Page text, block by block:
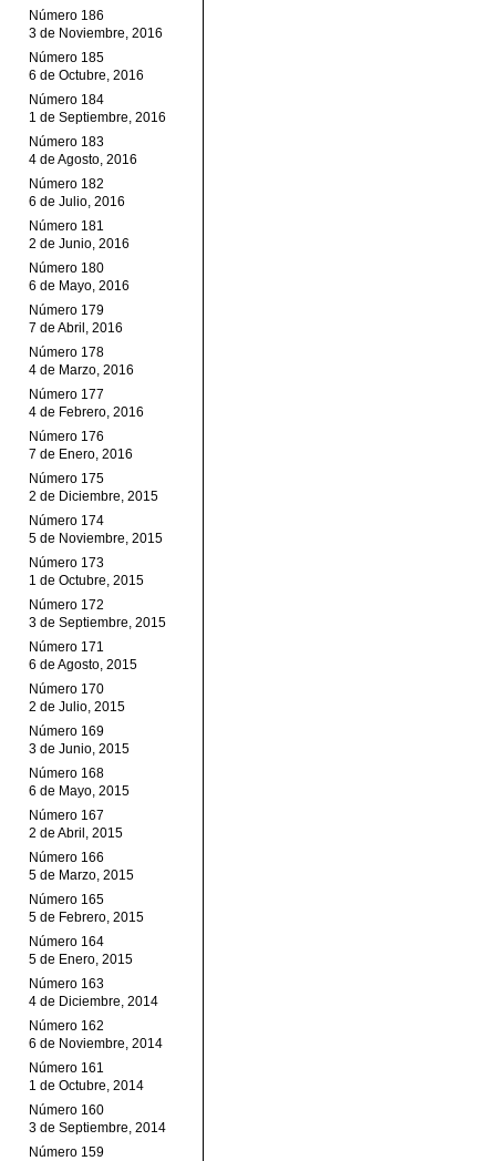
Número 186
3 de Noviembre, 2016
Número 185
6 de Octubre, 2016
Número 184
1 de Septiembre, 2016
Número 183
4 de Agosto, 2016
Número 182
6 de Julio, 2016
Número 181
2 de Junio, 2016
Número 180
6 de Mayo, 2016
Número 179
7 de Abril, 2016
Número 178
4 de Marzo, 2016
Número 177
4 de Febrero, 2016
Número 176
7 de Enero, 2016
Número 175
2 de Diciembre, 2015
Número 174
5 de Noviembre, 2015
Número 173
1 de Octubre, 2015
Número 172
3 de Septiembre, 2015
Número 171
6 de Agosto, 2015
Número 170
2 de Julio, 2015
Número 169
3 de Junio, 2015
Número 168
6 de Mayo, 2015
Número 167
2 de Abril, 2015
Número 166
5 de Marzo, 2015
Número 165
5 de Febrero, 2015
Número 164
5 de Enero, 2015
Número 163
4 de Diciembre, 2014
Número 162
6 de Noviembre, 2014
Número 161
1 de Octubre, 2014
Número 160
3 de Septiembre, 2014
Número 159